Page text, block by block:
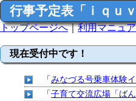
行事予定表「ｉｑｕ
トップページへ｜利用マニュ
現在受付中です！
「みなづる号乗車体験
「子育て交流広場「ばん